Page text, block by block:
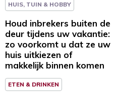
HUIS, TUIN & HOBBY
Houd inbrekers buiten de
deur tijdens uw vakantie:
zo voorkomt u dat ze uw
huis uitkiezen of
makkelijk binnen komen
ETEN & DRINKEN